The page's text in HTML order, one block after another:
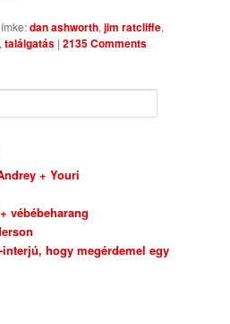
dan ashworth,jim ratcliffe,
,találgatás |2135 Comments
+ Youri
vébébeharang
hogy megérdemel egy